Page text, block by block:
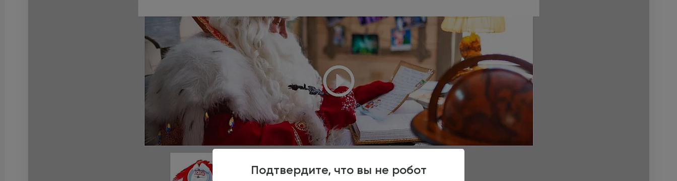
Подтвердите, что вы не робот